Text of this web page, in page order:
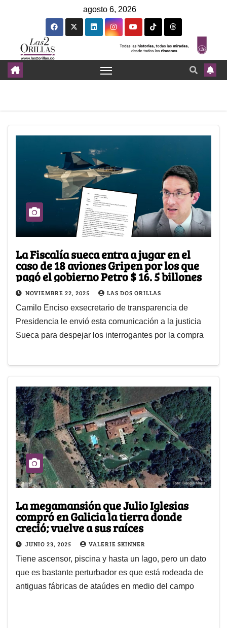
agosto 6, 2026
La Fiscalía sueca entra a jugar en el
caso de 18 aviones Gripen por los que
pagó el gobierno Petro $ 16. 5 billones
NOVIEMBRE 22, 2025 LAS DOS ORILLAS
Camilo Enciso exsecretario de transparencia de
Presidencia le envió esta comunicación a la justicia
Sueca para despejar los interrogantes por la compra
La megamansión que Julio Iglesias
compró en Galicia la tierra donde
creció; vuelve a sus raíces
JUNIO 23, 2025 VALERIE SKINNER
Tiene ascensor, piscina y hasta un lago, pero un dato
que es bastante perturbador es que está rodeada de
antiguas fábricas de ataúdes en medio del campo